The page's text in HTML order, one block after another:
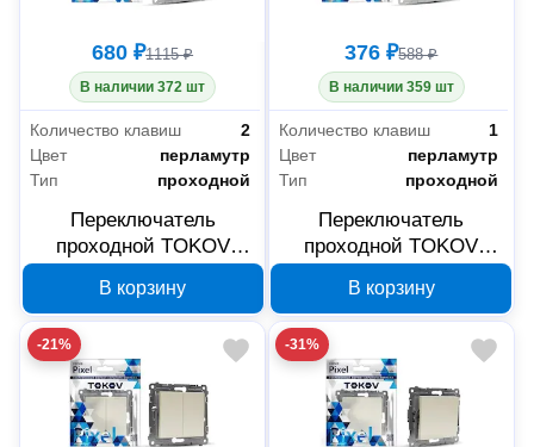
680 ₽1115 ₽
В наличии 372 шт
Количество клавиш
2
Цвет
перламутр
Тип
проходной
Переключатель
проходной TOKOV
клавишный,
перламутр, TKE-PX-P2-
В корзину
376 ₽588 ₽
В наличии 359 шт
Количество клавиш
1
Цвет
перламутр
Тип
проходной
Переключатель
проходной TOKOV
клавишный,
перламутр, TKE-PX-P1-
В корзину
-21% -31%